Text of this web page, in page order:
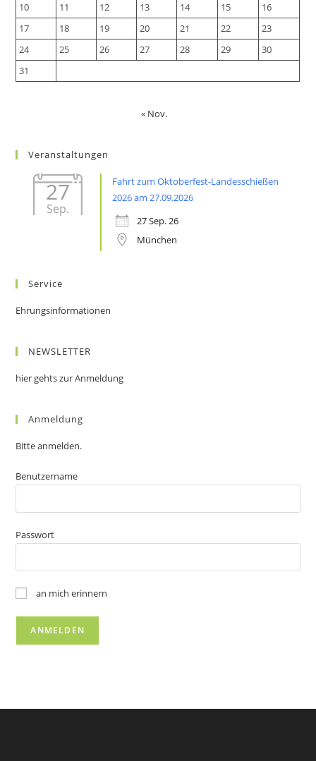
10
11 12 13 14 15
16
17
18 19 20 21 22
23
24
25 26 27 28 29
30
31
« Nov.
Veranstaltungen
27
Sep.
Fahrt zum Oktoberfest-Landesschießen
2026 am 27.09.2026
27 Sep. 26
München
Service
Ehrungsinformationen
NEWSLETTER
hier gehts zur Anmeldung
Anmeldung
Bitte anmelden.
Benutzername
Passwort
an mich erinnern